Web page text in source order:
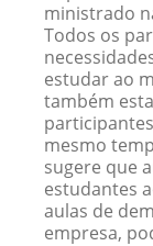
ministrado
Todos os
estudar ao
também
mesmo
sugere que
estudantes
aulas de
empresa,